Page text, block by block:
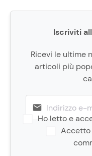
Iscriviti
Ricevi le ultime
articoli più
Ho letto e
Accetto